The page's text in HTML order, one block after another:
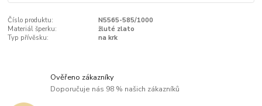
Číslo produktu:
N5565-585/1000
Materiál šperku:
žluté zlato
Typ přívěsku:
na krk
Ověřeno zákazníky
Doporučuje nás 98 % našich zákazníků